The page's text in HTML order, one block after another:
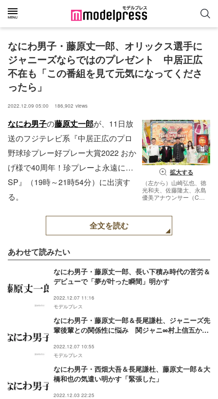
なにわ男子・藤原丈一郎、オリックス選手に
ジャニーズならではのプレゼント　中居正広
不在も「この番組を見て元気になってくださ
ったら」
2022.12.09 05:00 186,902 views
拡大する
（左から）山崎弘也、徳
光和夫、佐藤隆太、永島
優美アナウンサー（C）
なにわ男子の藤原丈一郎が、11日放
送のフジテレビ系『中居正広のプロ
野球珍プレー好プレー大賞2022 おか
げ様で40周年！珍プレーよ永遠に…
SP』（19時～21時54分）に出演す
る。
全文を読む
あわせて読みたい
なにわ男子・藤原丈一郎、長い下積み時代の苦労＆
デビューで「夢が叶った瞬間」明かす
2022.12.07 11:16
モデルプレス
なにわ男子・藤原丈一郎＆長尾謙杜、ジャニーズ先
輩後輩との関係性に悩み 関ジャニ∞村上信五から
2022.12.07 10:55
モデルプレス
なにわ男子・西畑大吾＆長尾謙杜、藤原丈一郎＆大
橋和也の気遣い明かす「緊張した」
2022.12.03 22:25